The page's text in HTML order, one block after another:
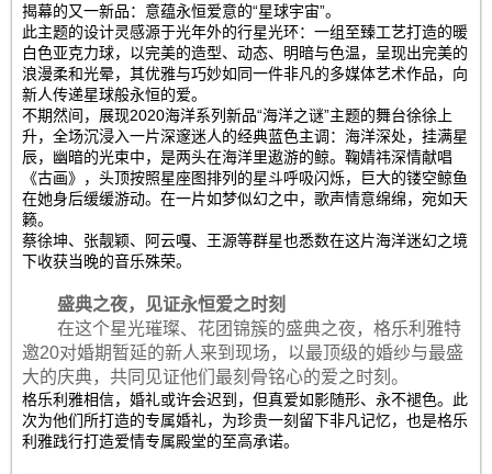
揭幕的又一新品：意蕴永恒爱意的“星球宇宙”。
此主题的设计灵感源于光年外的行星光环：一组至臻工艺打造的暖
白色亚克力球，以完美的造型、动态、明暗与色温，呈现出完美的
浪漫柔和光晕，其优雅与巧妙如同一件非凡的多媒体艺术作品，向
新人传递星球般永恒的爱。
不期然间，展现2020海洋系列新品“海洋之谜”主题的舞台徐徐上
升，全场沉浸入一片深邃迷人的经典蓝色主调：海洋深处，挂满星
辰，幽暗的光束中，是两头在海洋里遨游的鲸。鞠婧祎深情献唱
《古画》，头顶按照星座图排列的星斗呼吸闪烁，巨大的镂空鲸鱼
在她身后缓缓游动。在一片如梦似幻之中，歌声情意绵绵，宛如天
籁。
蔡徐坤、张靓颖、阿云嘎、王源等群星也悉数在这片海洋迷幻之境
下收获当晚的音乐殊荣。
盛典之夜，见证永恒爱之时刻
在这个星光璀璨、花团锦簇的盛典之夜，格乐利雅特
邀20对婚期暂延的新人来到现场，以最顶级的婚纱与最盛
大的庆典，共同见证他们最刻骨铭心的爱之时刻。
格乐利雅相信，婚礼或许会迟到，但真爱如影随形、永不褪色。此
次为他们所打造的专属婚礼，为珍贵一刻留下非凡记忆，也是格乐
利雅践行打造爱情专属殿堂的至高承诺。